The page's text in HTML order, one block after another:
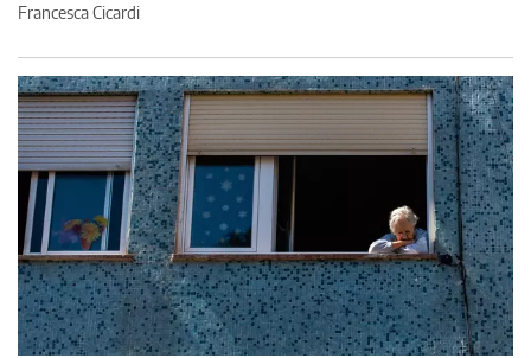
Francesca Cicardi